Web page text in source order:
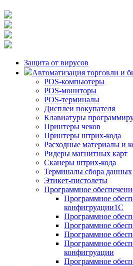
Защита от вирусов
Автоматизация торговли и
POS-компьютеры
POS-мониторы
POS-терминалы
Дисплеи покупателя
Клавиатуры
Принтеры чеков
Принтеры штрих-кода
Расходные материалы и
Ридеры магнитных карт
Сканеры штрих-кода
Терминалы сбора данных
Этикет-пистолеты
Программное
Программное
конфигруации1С
Программное
Программное
Программное
Программное
конфигруации
Программное